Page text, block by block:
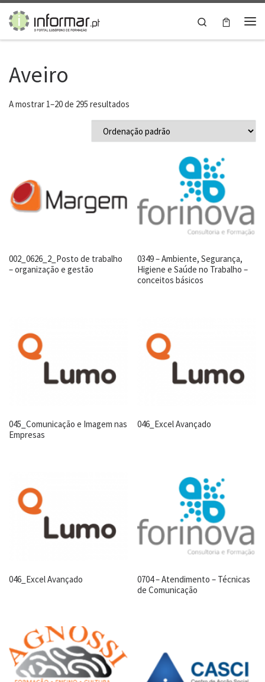
Skip to content
Search
Aveiro
A mostrar 1–20 de 295 resultados
002_0626_2_Posto de trabalho
– organização e gestão
0349 – Ambiente, Segurança,
Higiene e Saúde no Trabalho –
conceitos básicos
045_Comunicação e Imagem nas
Empresas
046_Excel Avançado
046_Excel Avançado
0704 – Atendimento – Técnicas
de Comunicação